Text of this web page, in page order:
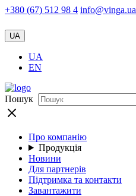
+380 (67) 512 98 4 info@vinga.ua
UA
UA
EN
Пошук
Про компанію
Продукція
Новини
Для партнерів
Підтримка та контакти
Завантажити